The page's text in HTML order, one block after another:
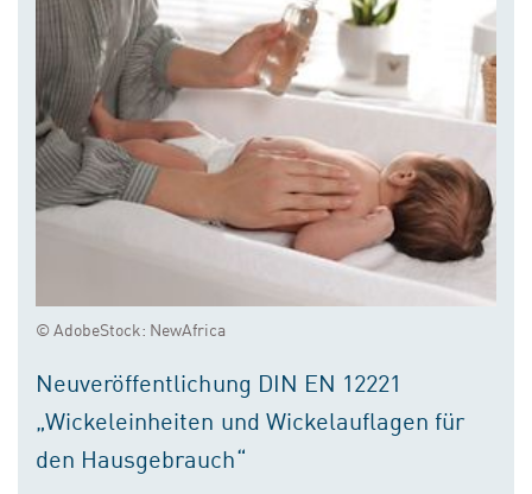
© AdobeStock: NewAfrica
Neuveröffentlichung DIN EN 12221
„Wickeleinheiten und Wickelauflagen für
den Hausgebrauch“